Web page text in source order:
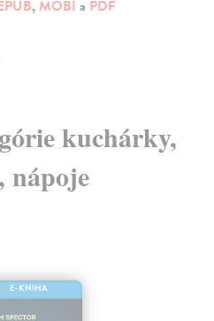
,MOBI a PDF
kuchárky,
nápoje
E-KNIHA